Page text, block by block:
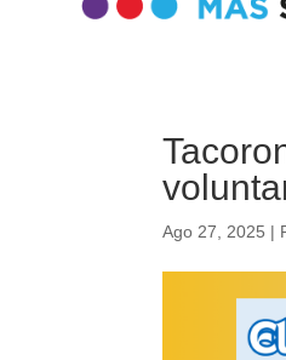
Ago 27, 2025 |